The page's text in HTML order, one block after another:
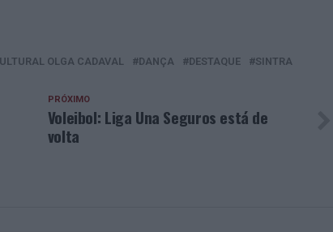
OLGA CADAVAL DANÇA DESTAQUE SINTRA
PRÓXIMO
Voleibol: Liga Una Seguros está de
volta